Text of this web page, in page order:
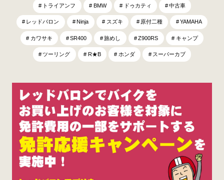
トライアンフ BMW ドゥカティ 中古車
レッドバロン Ninja スズキ 原付二種 YAMAHA
カワサキ SR400 旅めし Z900RS キャンプ
ツーリング R★B ホンダ スーパーカブ